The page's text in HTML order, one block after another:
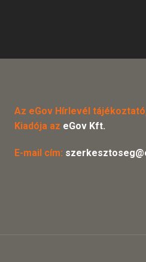
Az eGov Hírlevél
Kiadója az eGov Kft.
E-mail cím: